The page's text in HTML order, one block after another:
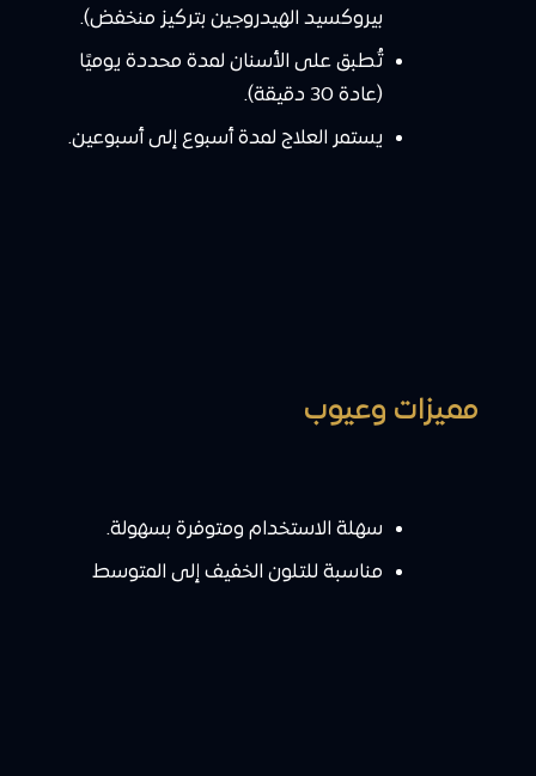
بيروكسيد الهيدروجين بتركيز منخفض).
تُطبق على الأسنان لمدة محددة يوميًا
(عادة 30 دقيقة).
يستمر العلاج لمدة أسبوع إلى أسبوعين.
مميزات وعيوب
سهلة الاستخدام ومتوفرة بسهولة.
مناسبة للتلون الخفيف إلى المتوسط